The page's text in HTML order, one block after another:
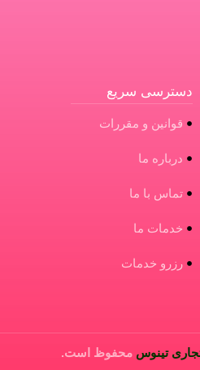
دسترسی سریع
قوانین و مقررات
درباره ما
تماس با ما
خدمات ما
رزرو خدمات
تینوس محفوظ است.